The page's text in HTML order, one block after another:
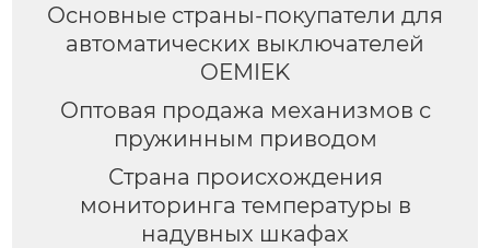
Основные страны-покупатели для
автоматических выключателей
OEMIEK
Оптовая продажа механизмов с
пружинным приводом
Страна происхождения
мониторинга температуры в
надувных шкафах